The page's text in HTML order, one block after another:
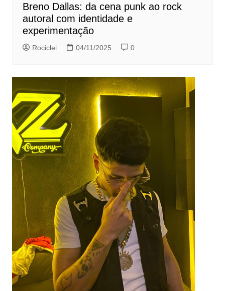
Breno Dallas: da cena punk ao rock
autoral com identidade e
experimentação
Rociclei 04/11/2025 0